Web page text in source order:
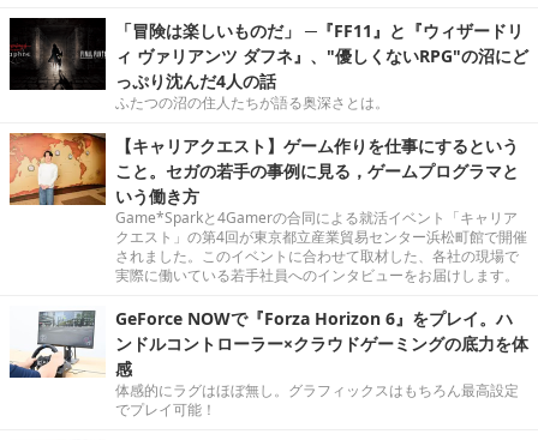
「冒険は楽しいものだ」 ─『FF11』と『ウィザードリ
ィ ヴァリアンツ ダフネ』、"優しくないRPG"の沼にど
っぷり沈んだ4人の話
ふたつの沼の住人たちが語る奥深さとは。
【キャリアクエスト】ゲーム作りを仕事にするという
こと。セガの若手の事例に見る，ゲームプログラマと
いう働き方
Game*Sparkと4Gamerの合同による就活イベント「キャリア
クエスト」の第4回が東京都立産業貿易センター浜松町館で開催
されました。このイベントに合わせて取材した、各社の現場で
実際に働いている若手社員へのインタビューをお届けします。
GeForce NOWで『Forza Horizon 6』をプレイ。ハ
ンドルコントローラー×クラウドゲーミングの底力を体
感
体感的にラグはほぼ無し。グラフィックスはもちろん最高設定
でプレイ可能！